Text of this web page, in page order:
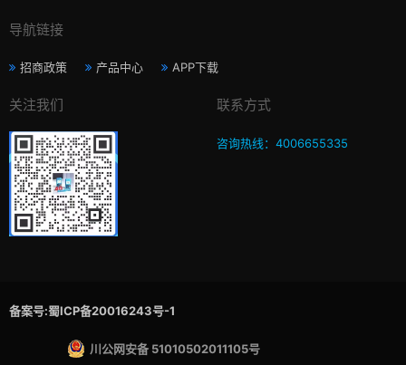
导航链接
招商政策 产品中心 APP下载
关注我们 联系方式
咨询热线：4006655335
备案号:蜀ICP备20016243号-1
川公网安备 51010502011105号